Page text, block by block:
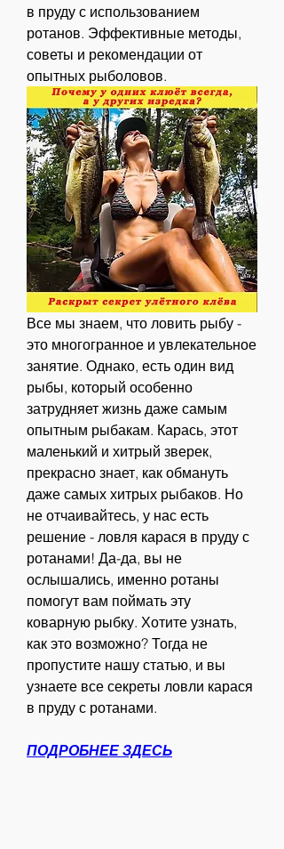
в пруду с использованием
ротанов. Эффективные методы,
советы и рекомендации от
опытных рыболовов.
Все мы знаем, что ловить рыбу -
это многогранное и увлекательное
занятие. Однако, есть один вид
рыбы, который особенно
затрудняет жизнь даже самым
опытным рыбакам. Карась, этот
маленький и хитрый зверек,
прекрасно знает, как обмануть
даже самых хитрых рыбаков. Но
не отчаивайтесь, у нас есть
решение - ловля карася в пруду с
ротанами! Да-да, вы не
ослышались, именно ротаны
помогут вам поймать эту
коварную рыбку. Хотите узнать,
как это возможно? Тогда не
пропустите нашу статью, и вы
узнаете все секреты ловли карася
в пруду с ротанами.
ПОДРОБНЕЕ ЗДЕСЬ